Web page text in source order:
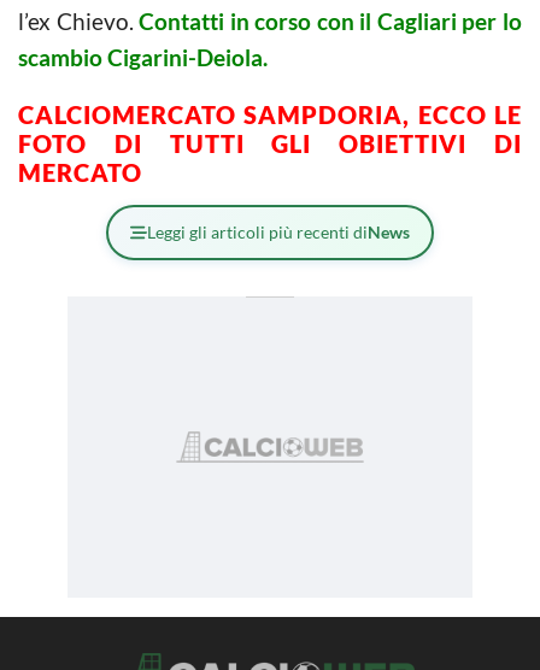
l’ex Chievo.Contatti in corso con il Cagliari per lo
scambio Cigarini-Deiola.
CALCIOMERCATO SAMPDORIA, ECCO LE
FOTO DI TUTTI GLI OBIETTIVI DI
MERCATO
Leggi gli articoli più recenti diNews